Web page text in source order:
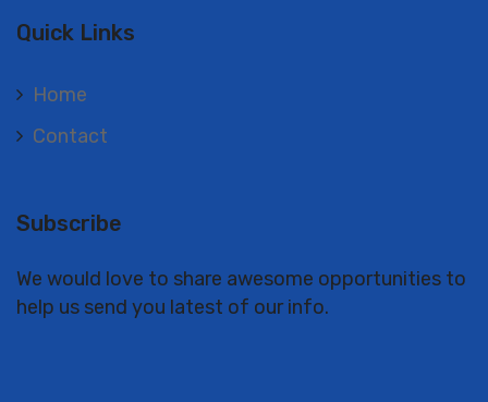
Quick Links
Home
Contact
Subscribe
We would love to share awesome opportunities to
help us send you latest of our info.